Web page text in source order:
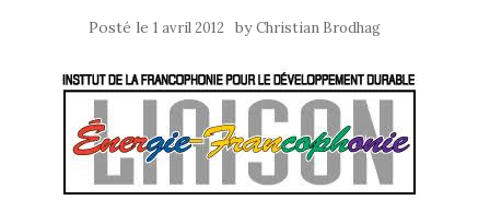
Posté le 1 avril 2012 byChristian Brodhag